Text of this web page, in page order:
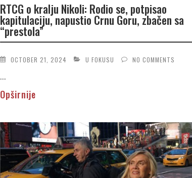
RTCG o kralju Nikoli: Rodio se, potpisao
kapitulaciju, napustio Crnu Goru, zbačen sa
“prestola”
OCTOBER 21, 2024 U FOKUSU NO COMMENTS
...
Opširnije